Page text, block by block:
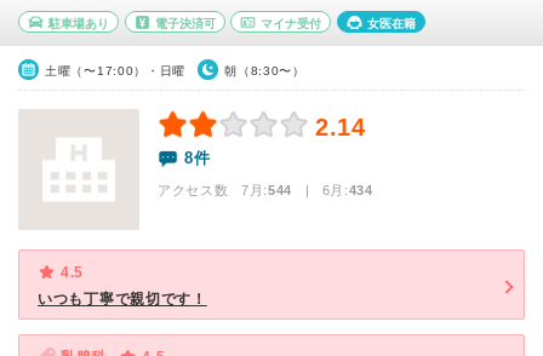
駐車場あり 電子決済可 マイナ受付 女医在籍
土曜（〜17:00）・日曜 朝（8:30〜）
2.14
8件
アクセス数 7月:544 | 6月:434
4.5
いつも丁寧で親切です！